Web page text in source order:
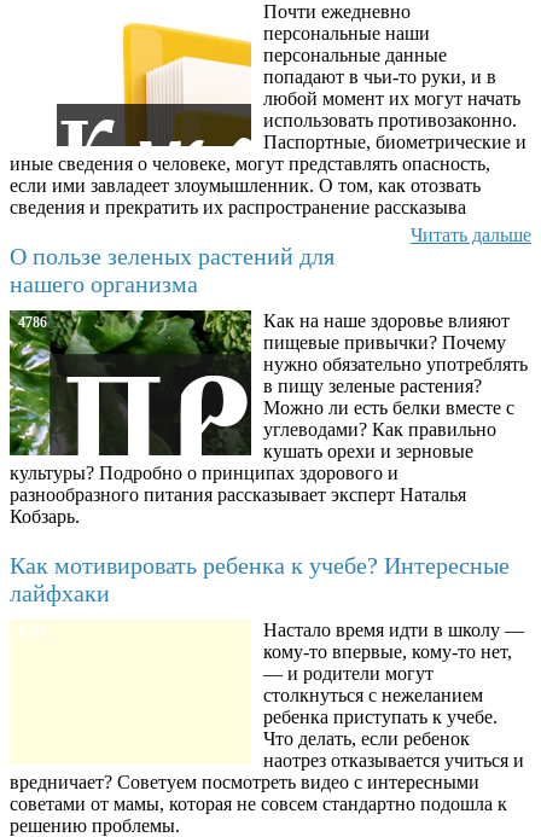
Почти ежедневно
персональные наши
персональные данные
попадают в чьи-то руки, и в
любой момент их могут начать
использовать противозаконно.
Паспортные, биометрические и
иные сведения о человеке, могут представлять опасность,
если ими завладеет злоумышленник. О том, как отозвать
сведения и прекратить их распространение рассказыва
Читать дальше
О пользе зеленых растений для
нашего организма
4786
Как на наше здоровье влияют
пищевые привычки? Почему
нужно обязательно употреблять
в пищу зеленые растения?
Можно ли есть белки вместе с
углеводами? Как правильно
кушать орехи и зерновые
культуры? Подробно о принципах здорового и
разнообразного питания рассказывает эксперт Наталья
Кобзарь.
Как мотивировать ребенка к учебе? Интересные
лайфхаки
8780
Настало время идти в школу —
кому-то впервые, кому-то нет,
— и родители могут
столкнуться с нежеланием
ребенка приступать к учебе.
Что делать, если ребенок
наотрез отказывается учиться и
вредничает? Советуем посмотреть видео с интересными
советами от мамы, которая не совсем стандартно подошла к
решению проблемы.